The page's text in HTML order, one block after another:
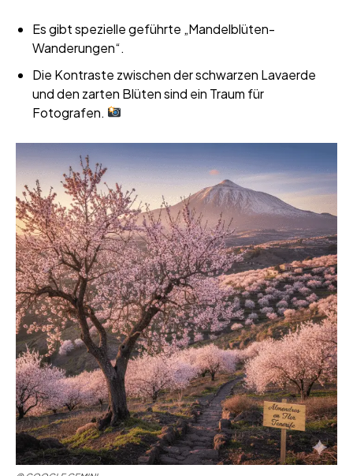
Es gibt spezielle geführte „Mandelblüten-
Wanderungen“.
Die Kontraste zwischen der schwarzen Lavaerde
und den zarten Blüten sind ein Traum für
Fotografen.